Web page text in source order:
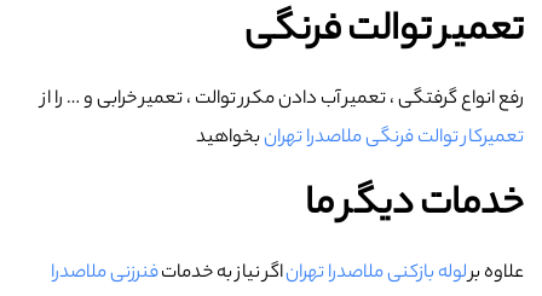
تعمیر توالت فرنگی
رفع انواع گرفتگی ، تعمیر آب دادن مکرر توالت ، تعمیر خرابی و … را از
تعمیرکار توالت فرنگی ملاصدرا تهرانبخواهید
خدمات دیگر ما
علاوه برلوله بازکنی ملاصدرا تهراناگر نیاز به خدماتفنرزنی ملاصدرا